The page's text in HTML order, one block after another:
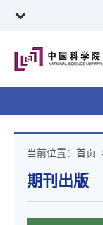
当前位置： 首页
期刊出版